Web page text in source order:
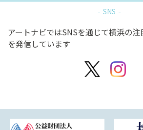
SNS
アートナビではSNSを通じて横浜の
を発信しています